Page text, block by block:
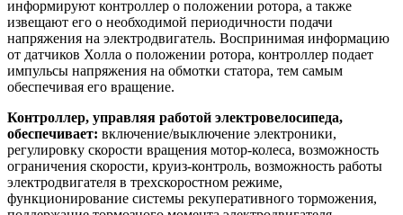
информируют контроллер о положении ротора, а также
извещают его о необходимой периодичности подачи
напряжения на электродвигатель. Воспринимая информацию
от датчиков Холла о положении ротора, контроллер подает
импульсы напряжения на обмотки статора, тем самым
обеспечивая его вращение.
Контроллер, управляя работой электровелосипеда,
обеспечивает: включение/выключение электроники,
регулировку скорости вращения мотор-колеса, возможность
ограничения скорости, круиз-контроль, возможность работы
электродвигателя в трехскоростном режиме,
функционирование системы рекуперативного торможения,